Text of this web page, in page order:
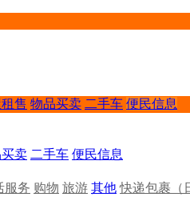
售 物品买卖 二手车 便民信息
卖 二手车 便民信息
服务 购物 旅游 其他 快递包裹（